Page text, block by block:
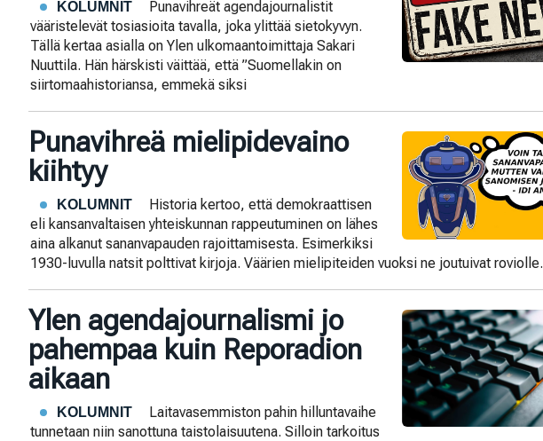
KOLUMNIT
Punavihreät agendajournalistit
vääristelevät tosiasioita tavalla, joka ylittää sietokyvyn.
Tällä kertaa asialla on Ylen ulkomaantoimittaja Sakari
Nuuttila. Hän härskisti väittää, että ”Suomellakin on
siirtomaahistoriansa, emmekä siksi
Punavihreä mielipidevaino
kiihtyy
KOLUMNIT
Historia kertoo, että demokraattisen
eli kansanvaltaisen yhteiskunnan rappeutuminen on lähes
aina alkanut sananvapauden rajoittamisesta. Esimerkiksi
1930-luvulla natsit polttivat kirjoja. Väärien mielipiteiden vuoksi ne joutuivat roviolle.
Ylen agendajournalismi jo
pahempaa kuin Reporadion
aikaan
KOLUMNIT
Laitavasemmiston pahin hilluntavaihe
tunnetaan niin sanottuna taistolaisuutena. Silloin tarkoitus